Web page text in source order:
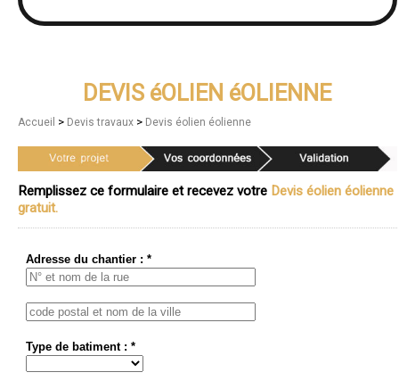
DEVIS éOLIEN éOLIENNE
Accueil > Devis travaux > Devis éolien éolienne
Remplissez ce formulaire et recevez votre Devis éolien éolienne
gratuit.
Adresse du chantier : *
Type de batiment : *